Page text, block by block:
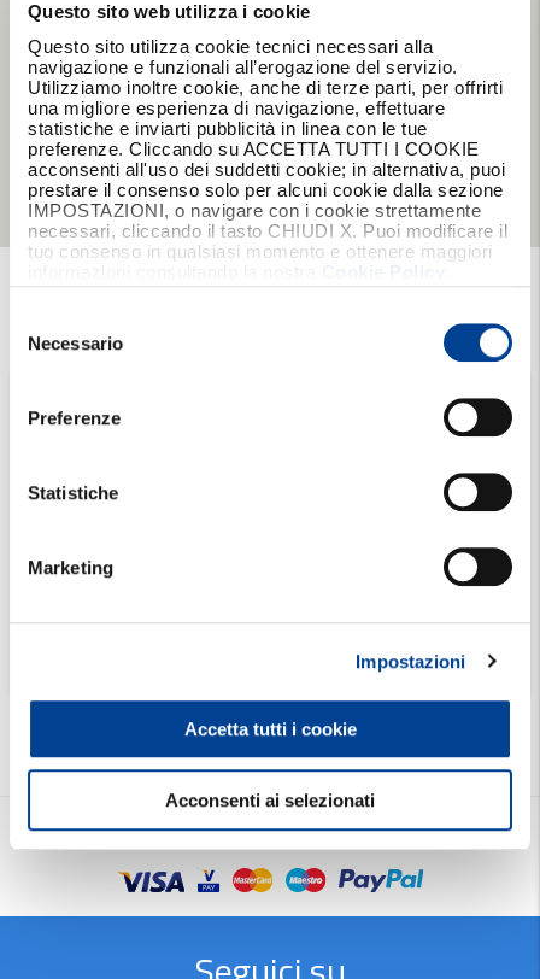
Questo sito web utilizza i cookie
Questo sito utilizza cookie tecnici necessari alla
navigazione e funzionali all’erogazione del servizio.
Utilizziamo inoltre cookie, anche di terze parti, per offrirti
una migliore esperienza di navigazione, effettuare
statistiche e inviarti pubblicità in linea con le tue
preferenze. Cliccando su ACCETTA TUTTI I COOKIE
acconsenti all'uso dei suddetti cookie; in alternativa, puoi
prestare il consenso solo per alcuni cookie dalla sezione
IMPOSTAZIONI, o navigare con i cookie strettamente
necessari, cliccando il tasto CHIUDI X. Puoi modificare il
tuo consenso in qualsiasi momento e ottenere maggiori
del
consenso
Necessario
Preferenze
Statistiche
Marketing
Impostazioni
Accetta tutti i cookie
Acconsenti ai selezionati
Trova Agenzia
Metodi di pagamento